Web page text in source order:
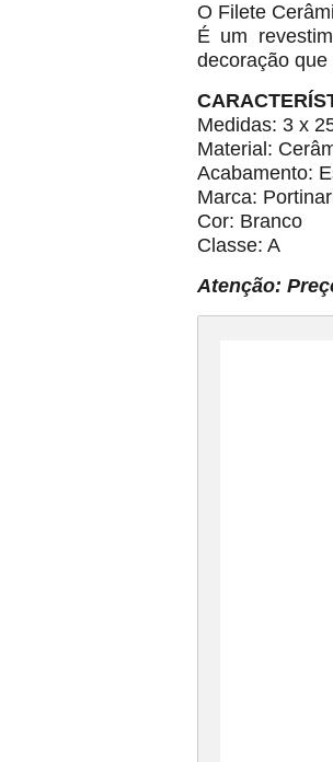
O Filete
É um
decoração
Medidas: 3 x
Material:
Acabamento:
Marca:
Cor: Branco
Classe: A
Atenção: